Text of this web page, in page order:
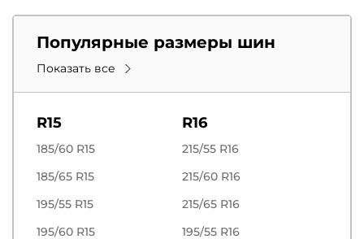
Популярные размеры шин
Показать все
R15
185/60 R15
185/65 R15
195/55 R15
195/60 R15
R16
215/55 R16
215/60 R16
215/65 R16
195/55 R16